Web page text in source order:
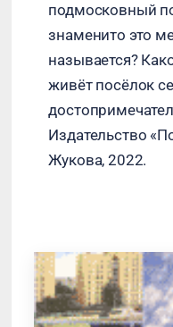
подмосковный
знаменито это
называется?
живёт посёлок
Издательство
Жукова, 2022.